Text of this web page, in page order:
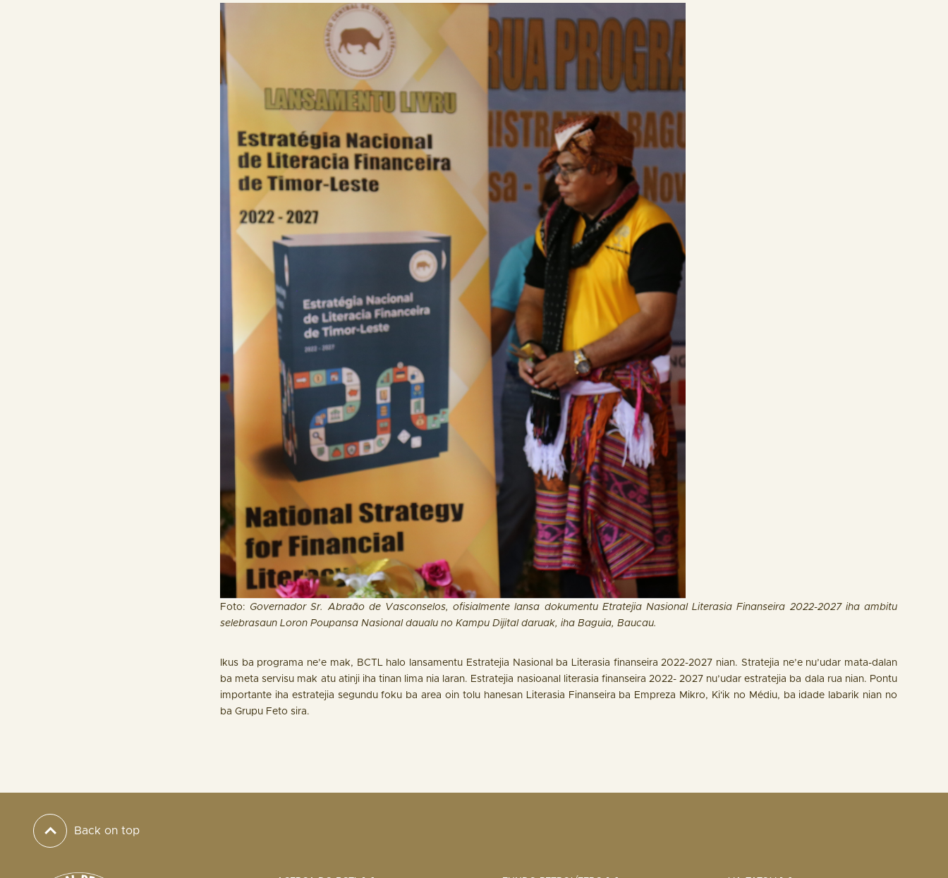
Foto: Governador Sr. Abraão de Vasconselos, ofisialmente lansa dokumentu Etratejia Nasional Literasia Finanseira 2022-2027 iha ambitu
selebrasaun Loron Poupansa Nasional daualu no Kampu Dijital daruak, iha Baguia, Baucau.
Ikus ba programa ne’e mak, BCTL halo lansamentu Estratejia Nasional ba Literasia finanseira 2022-2027 nian. Stratejia ne’e nu’udar mata-dalan
ba meta servisu mak atu atinji iha tinan lima nia laran. Estratejia nasioanal literasia finanseira 2022- 2027 nu’udar estratejia ba dala rua nian. Pontu
importante iha estratejia segundu foku ba area oin tolu hanesan Literasia Finanseira ba Empreza Mikro, Ki'ik no Médiu, ba idade labarik nian no
ba Grupu Feto sira.
Back on top